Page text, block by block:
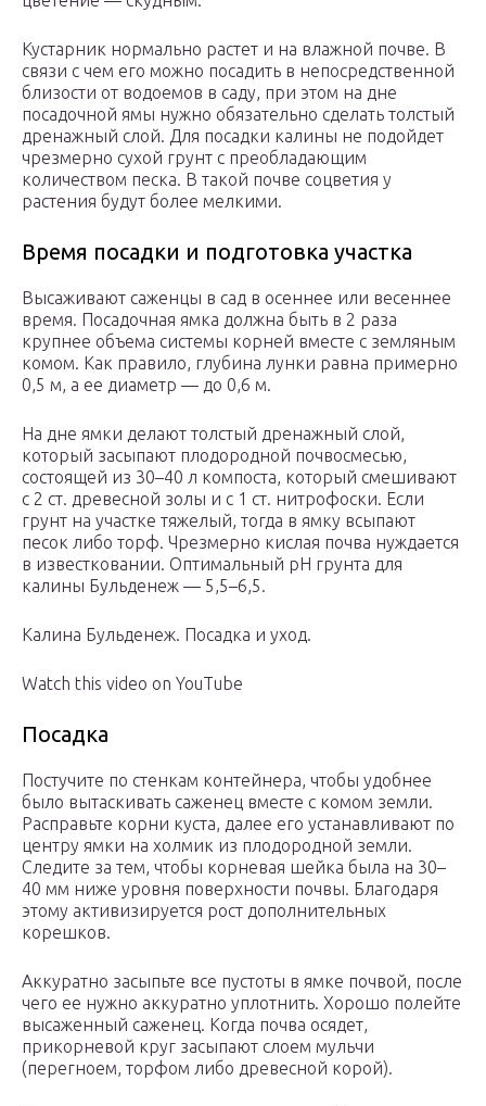
Кустарник нормально растет и на влажной почве. В
связи с чем его можно посадить в непосредственной
близости от водоемов в саду, при этом на дне
посадочной ямы нужно обязательно сделать толстый
дренажный слой. Для посадки калины не подойдет
чрезмерно сухой грунт с преобладающим
количеством песка. В такой почве соцветия у
растения будут более мелкими.
Время посадки и подготовка участка
Высаживают саженцы в сад в осеннее или весеннее
время. Посадочная ямка должна быть в 2 раза
крупнее объема системы корней вместе с земляным
комом. Как правило, глубина лунки равна примерно
0,5 м, а ее диаметр — до 0,6 м.
На дне ямки делают толстый дренажный слой,
который засыпают плодородной почвосмесью,
состоящей из 30–40 л компоста, который смешивают
с 2 ст. древесной золы и с 1 ст. нитрофоски. Если
грунт на участке тяжелый, тогда в ямку всыпают
песок либо торф. Чрезмерно кислая почва нуждается
в известковании. Оптимальный рН грунта для
калины Бульденеж — 5,5–6,5.
Калина Бульденеж. Посадка и уход.
Watch this video on YouTube
Посадка
Постучите по стенкам контейнера, чтобы удобнее
было вытаскивать саженец вместе с комом земли.
Расправьте корни куста, далее его устанавливают по
центру ямки на холмик из плодородной земли.
Следите за тем, чтобы корневая шейка была на 30–
40 мм ниже уровня поверхности почвы. Благодаря
этому активизируется рост дополнительных
корешков.
Аккуратно засыпьте все пустоты в ямке почвой, после
чего ее нужно аккуратно уплотнить. Хорошо полейте
высаженный саженец. Когда почва осядет,
прикорневой круг засыпают слоем мульчи
(перегноем, торфом либо древесной корой).